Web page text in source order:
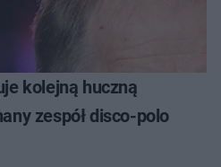
kolejną huczną
zespół disco-polo